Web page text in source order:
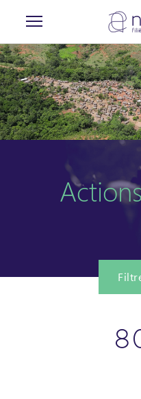
Panneau de gestion des cookies